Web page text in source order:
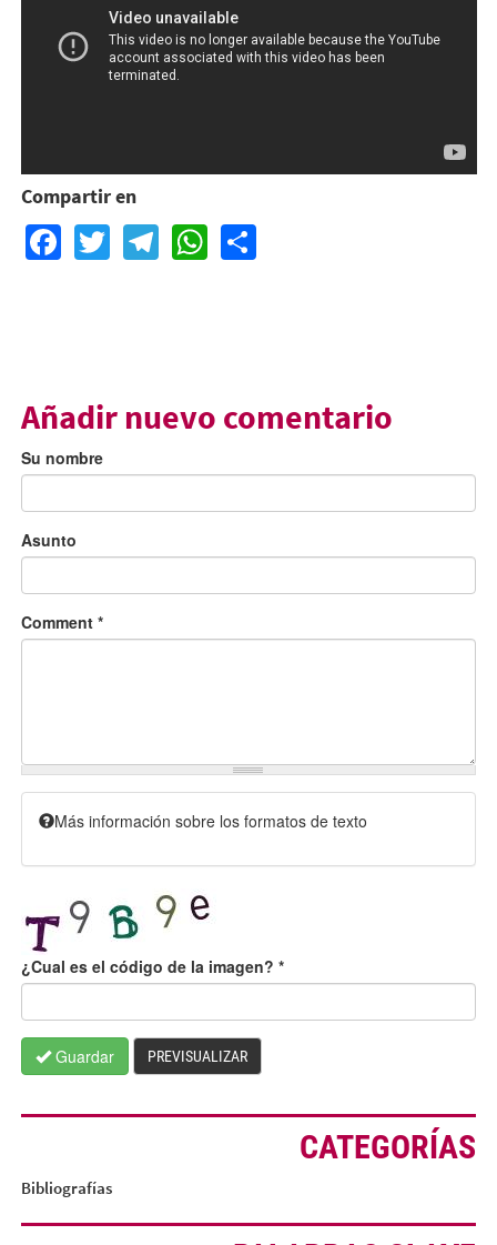
Compartir en
Facebook
TwitterTelegram
WhatsApp
Share
Añadir nuevo comentario
Su nombre
Asunto
Comment *
Más información sobre los formatos de texto
¿Cual es el código de la imagen? *
Guardar PREVISUALIZAR
CATEGORÍAS
Bibliografías